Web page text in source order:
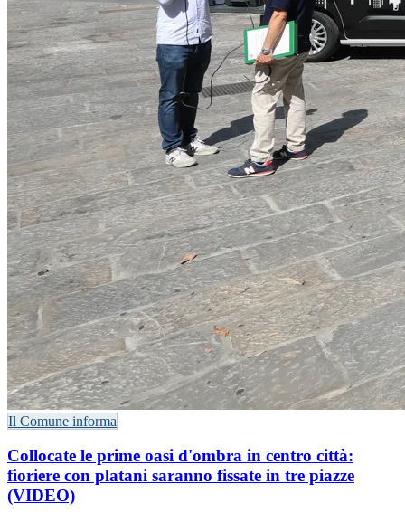
Il Comune informa
Collocate le prime oasi d'ombra in centro città:
fioriere con platani saranno fissate in tre piazze
(VIDEO)